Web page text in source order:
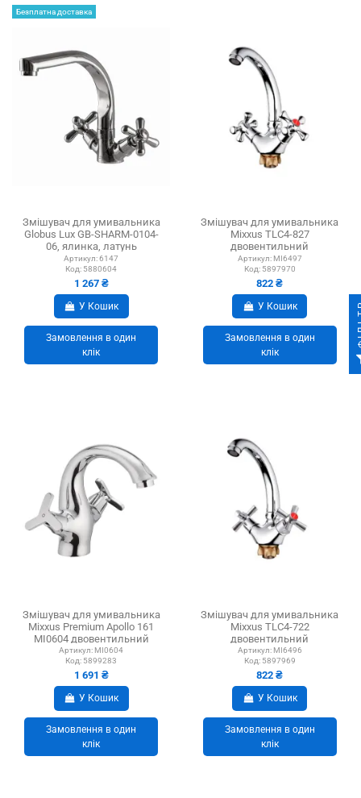
Безплатна доставка
Змішувач для умивальника
Globus Lux GB-SHARM-0104-
06, ялинка, латунь
Артикул:6147
Код: 5880604
1 267 ₴
У Кошик
Замовлення в один
клік
Змішувач для умивальника
Mixxus TLC4-827
двовентильний
Артикул: MI6497
Код: 5897970
822 ₴
У Кошик
Замовлення в один
клік
Змішувач для умивальника
Mixxus Premium Apollo 161
MI0604 двовентильний
Артикул: MI0604
Код: 5899283
1 691 ₴
У Кошик
Замовлення в один
клік
Змішувач для умивальника
Mixxus TLC4-722
двовентильний
Артикул: MI6496
Код: 5897969
822 ₴
У Кошик
Замовлення в один
клік